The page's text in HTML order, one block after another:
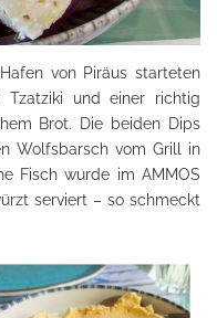
von Piräus starteten
und einer richtig
Brot. Die beiden Dips
Wolfsbarsch vom Grill in
Fisch wurde im AMMOS
serviert – so schmeckt